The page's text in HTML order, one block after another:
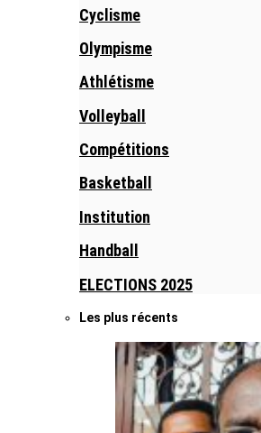
Cyclisme
Olympisme
Athlétisme
Volleyball
Compétitions
Basketball
Institution
Handball
ELECTIONS 2025
Les plus récents